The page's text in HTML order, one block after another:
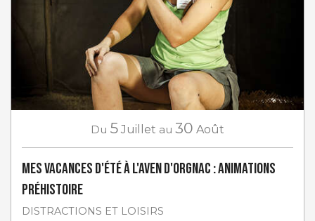
Du 5 Juillet au 30 Août
Mes vacances d'été à l'Aven d'Orgnac : animations
préhistoire
DISTRACTIONS ET LOISIRS